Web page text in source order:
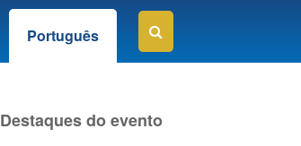
Português
Destaques do evento